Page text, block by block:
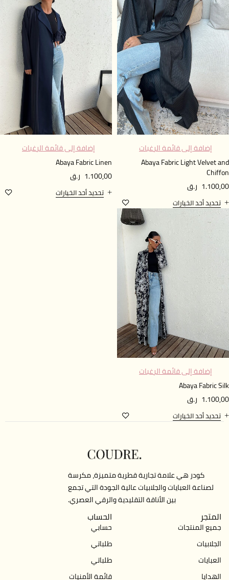
إضافة إلى قائمة الرغبات
Abaya Fabric Light Velvet
ر.ق
تحديد أحد الخيارات
إضافة إلى قائمة الرغبات
Abaya Fabric Linen
1.100,00 ر.ق
تحديد أحد الخيارات
إضافة إلى قائمة الرغبات
Abaya Fabric
ر.ق
تحديد أحد الخيارات
كودر هي علامة تجارية قطرية متميزة، مكرسة
لصناعة العبايات والجلابيات عالية الجودة التي تجمع
بين الأناقة التقليدية والرقي العصري.
المتجر
جميع المنتجات
الجلابيات
العبايات
الهدايا
الحساب
حسابي
طلباتي
طلباتي
قائمة الأمنيات